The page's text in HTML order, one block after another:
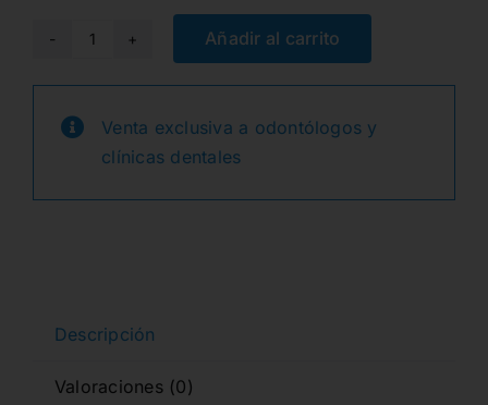
precio
original
era:
96,60€.
precio
actual
es:
77,38€.
A3
TETRIC
FLOW
CAVIFIL
20x0,20gr.
Añadir al carrito
Venta exclusiva a odontólogos y
clínicas dentales
Descripción
Valoraciones (0)